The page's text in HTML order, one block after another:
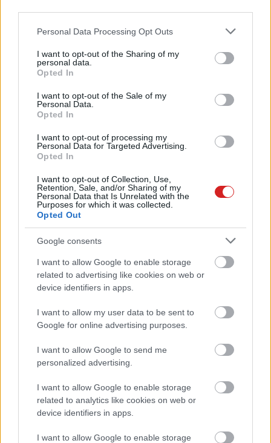
Please note that this website/app uses one or more Google
not limited to your visit or usage behaviour. You may click to
grant or deny consent to Google and its third-party tags to
use your data for below specified purposes in below Google
consent section.
Personal Data Processing Opt Outs
I want to opt-out of the Sharing of my
personal data.
Opted In
I want to opt-out of the Sale of my
Personal Data.
Opted In
I want to opt-out of processing my
Personal Data for Targeted Advertising.
Opted In
I want to opt-out of Collection, Use,
Retention, Sale, and/or Sharing of my
Personal Data that Is Unrelated with the
Purposes for which it was collected.
Opted Out
Google consents
I want to allow Google to enable storage
related to advertising like cookies on web or
device identifiers in apps.
I want to allow my user data to be sent to
Google for online advertising purposes.
I want to allow Google to send me
personalized advertising.
I want to allow Google to enable storage
related to analytics like cookies on web or
device identifiers in apps.
I want to allow Google to enable storage
KÖVESS FACEBOOKON!
LEGOLVASOTTABBAK